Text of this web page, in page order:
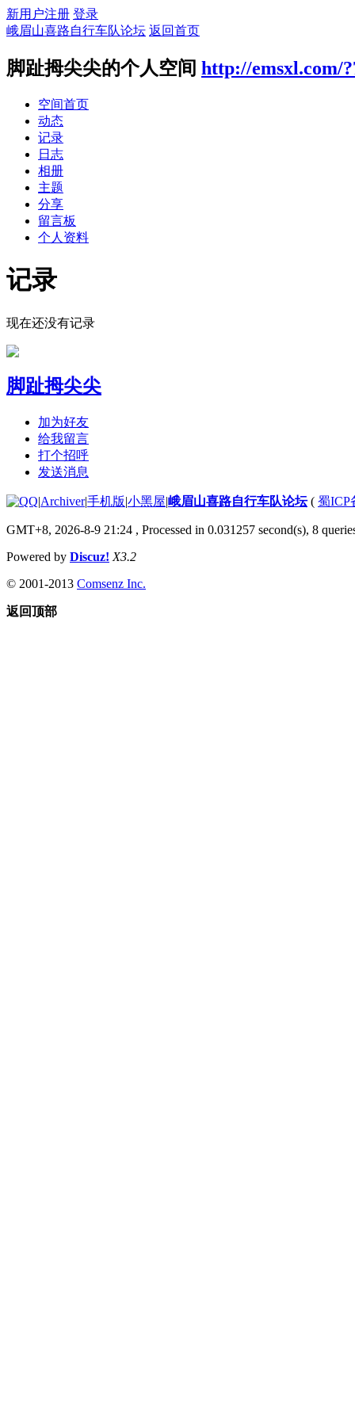
新用户注册 登录
峨眉山喜路自行车队论坛 返回首页
脚趾拇尖尖的个人空间 http://emsxl.com/
空间首页
动态
记录
日志
相册
主题
分享
留言板
个人资料
记录
现在还没有记录
脚趾拇尖尖
加为好友
给我留言
打个招呼
发送消息
|Archiver|手机版|小黑屋|峨眉山喜路自行车队论坛( 蜀ICP
GMT+8, 2026-8-9 21:24 , Processed in 0.031257 second(s), 8
Powered by Discuz! X3.2
© 2001-2013 Comsenz Inc.
返回顶部